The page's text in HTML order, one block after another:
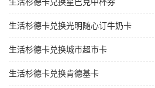
生活杉德卡兑换光明随心订牛奶卡
生活杉德卡兑换城市超市卡
生活杉德卡兑换肯德基卡